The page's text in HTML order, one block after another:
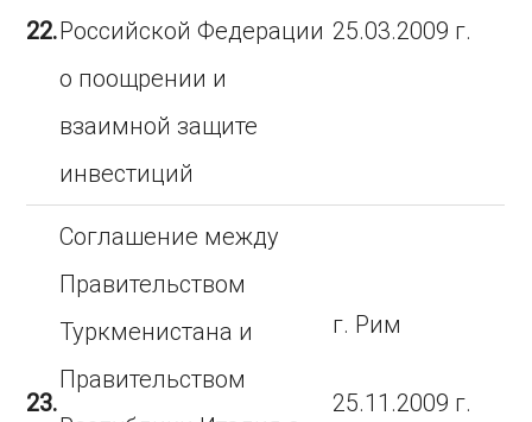
22.Российской Федерации
о поощрении и
взаимной защите
инвестиций
25.03.2009 г.
23.
Соглашение между
Правительством
Туркменистана и
Правительством
г. Рим
25.11.2009 г.